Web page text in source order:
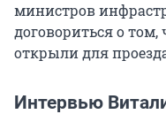
министров
договориться о
открыли для
Интервью